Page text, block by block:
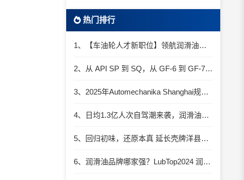
热门排行
1、【车油轮人才新职位】领航润滑油优质职位招聘
2、从 API SP 到 SQ，从 GF-6 到 GF-7：润滑油技术壁垒再升高，你准备好了吗？
3、2025年Automechanika Shanghai规模再度扩大：首次启用国家会展中心（上海）全部15个展馆
4、日均1.3亿人次自驾潮来袭，润滑油行业解锁增长新密码​
5、回归初味，还原本真 延长壳牌洋县踏春自驾游
6、润滑油品牌哪家强？LubTop2024 润滑油总评榜荣耀张榜